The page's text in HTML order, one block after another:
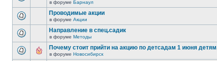
в форуме Барнаул
Проводимые акции
в форуме Акции
Направление в спец.садик
в форуме Методы
Почему стоит прийти на акцию по детсадам 1 июня
в форуме Новосибирск